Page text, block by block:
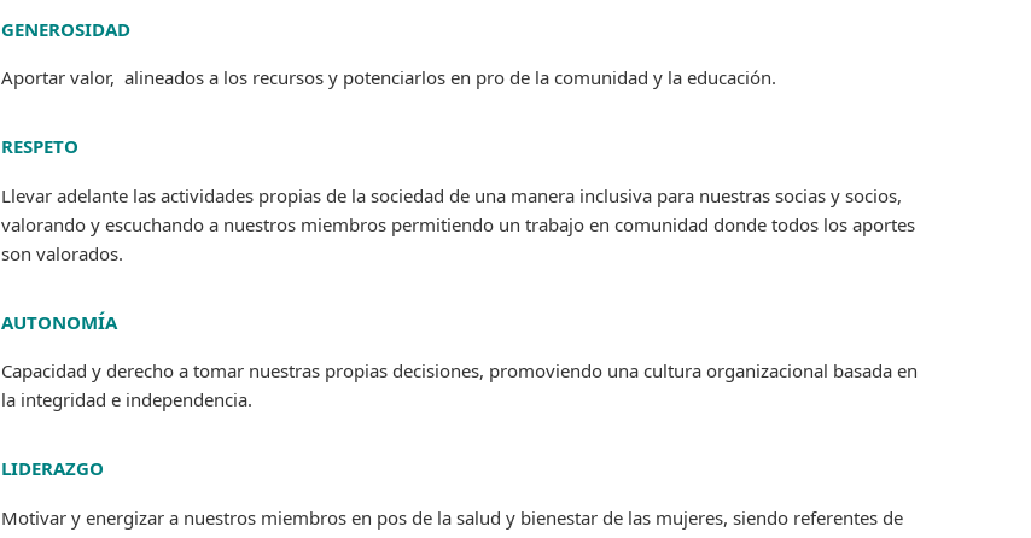
GENEROSIDAD
Aportar valor, alineados a los recursos y potenciarlos en pro de la comunidad y la educación.
RESPETO
Llevar adelante las actividades propias de la sociedad de una manera inclusiva para nuestras socias y socios,
valorando y escuchando a nuestros miembros permitiendo un trabajo en comunidad donde todos los aportes
son valorados.
AUTONOMÍA
Capacidad y derecho a tomar nuestras propias decisiones, promoviendo una cultura organizacional basada en
la integridad e independencia.
LIDERAZGO
Motivar y energizar a nuestros miembros en pos de la salud y bienestar de las mujeres, siendo referentes de